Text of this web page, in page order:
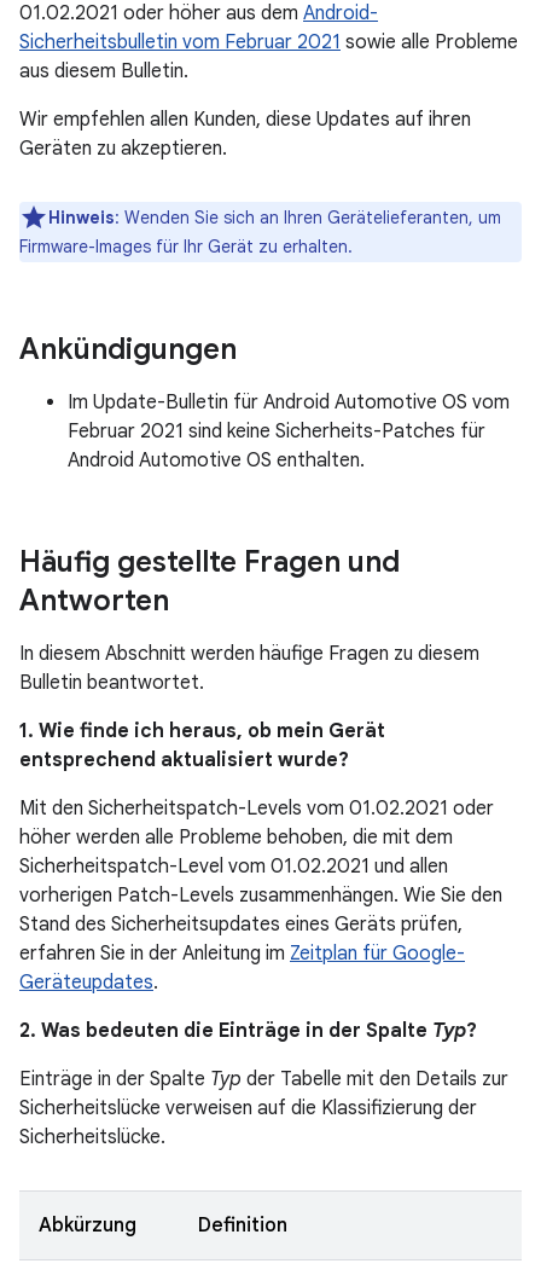
01.02.2021 oder höher aus dem Android-
Sicherheitsbulletin vom Februar 2021 sowie alle Probleme
aus diesem Bulletin.
Wir empfehlen allen Kunden, diese Updates auf ihren
Geräten zu akzeptieren.
Hinweis: Wenden Sie sich an Ihren Gerätelieferanten, um
Firmware-Images für Ihr Gerät zu erhalten.
Ankündigungen
Im Update-Bulletin für Android Automotive OS vom
Februar 2021 sind keine Sicherheits-Patches für
Android Automotive OS enthalten.
Häufig gestellte Fragen und
Antworten
In diesem Abschnitt werden häufige Fragen zu diesem
Bulletin beantwortet.
1. Wie finde ich heraus, ob mein Gerät
entsprechend aktualisiert wurde?
Mit den Sicherheitspatch-Levels vom 01.02.2021 oder
höher werden alle Probleme behoben, die mit dem
Sicherheitspatch-Level vom 01.02.2021 und allen
vorherigen Patch-Levels zusammenhängen. Wie Sie den
Stand des Sicherheitsupdates eines Geräts prüfen,
erfahren Sie in der Anleitung im Zeitplan für Google-
Geräteupdates.
2. Was bedeuten die Einträge in der Spalte Typ?
Einträge in der Spalte Typ der Tabelle mit den Details zur
Sicherheitslücke verweisen auf die Klassifizierung der
Sicherheitslücke.
Abkürzung Definition